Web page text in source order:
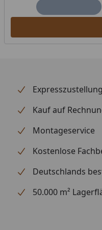
für 2
Personen
Steuerung
Optionale
Kauf auf
Montageservice
Kostenlose
Deutschlands
50.000 m²